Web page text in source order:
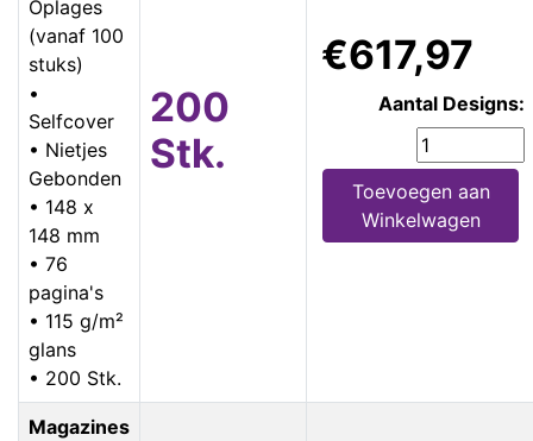
Oplages
(vanaf 100
stuks)
•
Selfcover
• Nietjes
Gebonden
• 148 x
148 mm
• 76
pagina's
• 115 g/m²
glans
• 200 Stk.
200
Stk.
€617,97
Aantal Designs:
Toevoegen aan
Winkelwagen
Magazines